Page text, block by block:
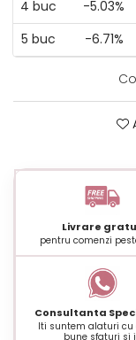
4 buc -5.03%
5 buc -6.71%
Livrare
pentru comenzi
Consultanta
Iti suntem alaturi cu
bune sfaturi si